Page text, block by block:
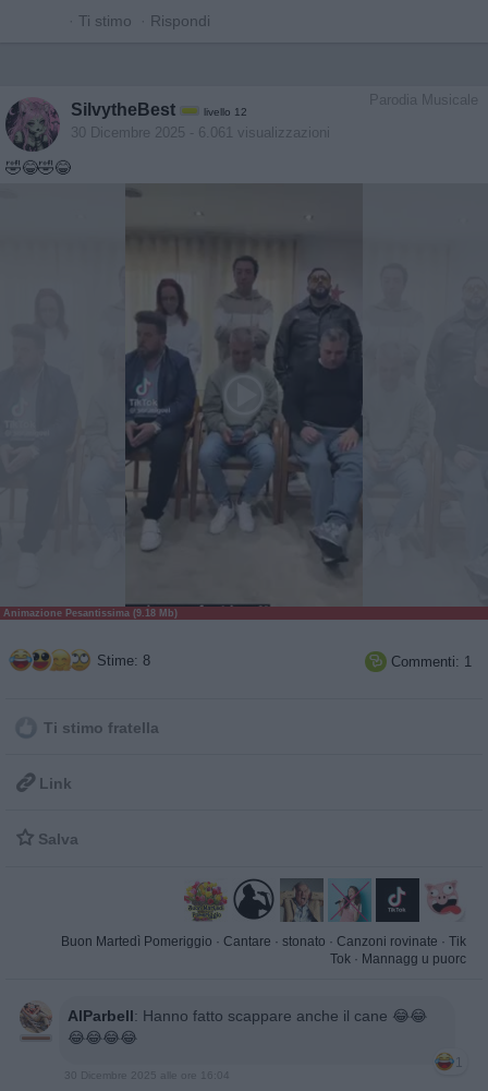
· Ti stimo · Rispondi
Parodia Musicale
SilvytheBest livello 12
30 Dicembre 2025 - 6.061 visualizzazioni
🤣😂🤣😂
Animazione Pesantissima (9.18 Mb)
Stime: 8  Commenti: 1
Ti stimo fratella
 Link
 Salva
Buon Martedì Pomeriggio · Cantare · stonato · Canzoni rovinate · Tik
Tok · Mannagg u puorc
AlParbell: Hanno fatto scappare anche il cane 😂😂
😂😂😂😂
1
30 Dicembre 2025 alle ore 16:04